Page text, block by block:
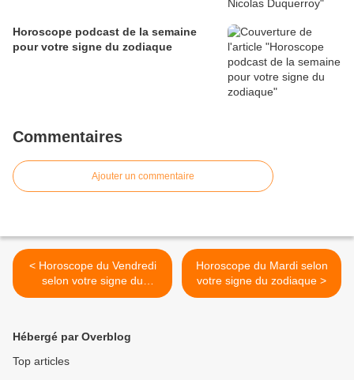
Horoscope podcast de la semaine
pour votre signe du zodiaque
Commentaires
Ajouter un commentaire
< Horoscope du Vendredi
selon votre signe du
zodiaque
Horoscope du Mardi selon
votre signe du zodiaque >
Hébergé par Overblog
Top articles